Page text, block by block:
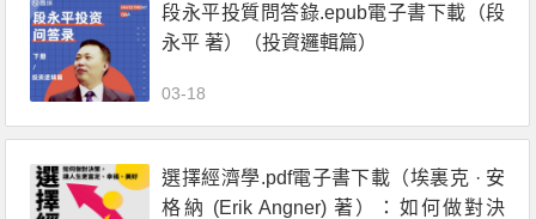
段永平投質問答錄.epub電子書下載（段
永平 著）（投資邏輯篇）
03-18
選擇經濟學.pdf電子書下載（埃裏克 · 安
格納 (Erik Angner) 著）：如何做對決